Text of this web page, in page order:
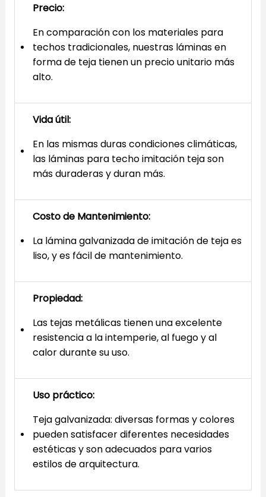
Precio:
En comparación con los materiales para
techos tradicionales, nuestras láminas en
forma de teja tienen un precio unitario más
alto.
Vida útil:
En las mismas duras condiciones climáticas,
las láminas para techo imitación teja son
más duraderas y duran más.
Costo de Mantenimiento:
La lámina galvanizada de imitación de teja es
liso, y es fácil de mantenimiento.
Propiedad:
Las tejas metálicas tienen una excelente
resistencia a la intemperie, al fuego y al
calor durante su uso.
Uso práctico:
Teja galvanizada: diversas formas y colores
pueden satisfacer diferentes necesidades
estéticas y son adecuados para varios
estilos de arquitectura.